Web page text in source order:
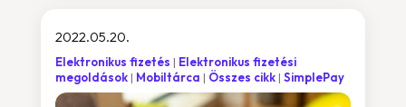
2022.05.20.
Elektronikus fizetés
Elektronikus fizetési
megoldások
Mobiltárca Összes cikk SimplePay